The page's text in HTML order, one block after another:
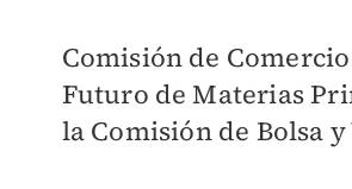
Comisión de
Futuro de Materias
la Comisión de Bolsa